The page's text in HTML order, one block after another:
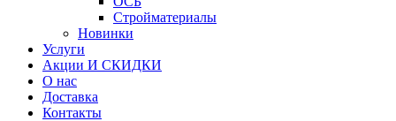
Стройматериалы
Новинки
Услуги
Акции И СКИДКИ
О нас
Доставка
Контакты